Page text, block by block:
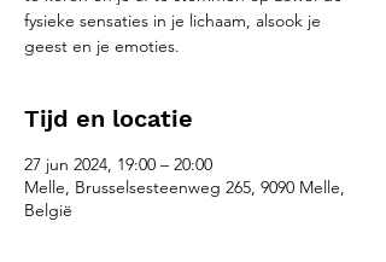
fysieke sensaties in je lichaam, alsook je
geest en je emoties.
Tijd en locatie
27 jun 2024, 19:00 – 20:00
Melle, Brusselsesteenweg 265, 9090 Melle,
België